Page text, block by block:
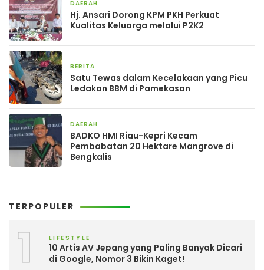
DAERAH
Hj. Ansari Dorong KPM PKH Perkuat
Kualitas Keluarga melalui P2K2
BERITA
Satu Tewas dalam Kecelakaan yang Picu
Ledakan BBM di Pamekasan
DAERAH
BADKO HMI Riau-Kepri Kecam
Pembabatan 20 Hektare Mangrove di
Bengkalis
TERPOPULER
1 LIFESTYLE
10 Artis AV Jepang yang Paling Banyak Dicari
di Google, Nomor 3 Bikin Kaget!